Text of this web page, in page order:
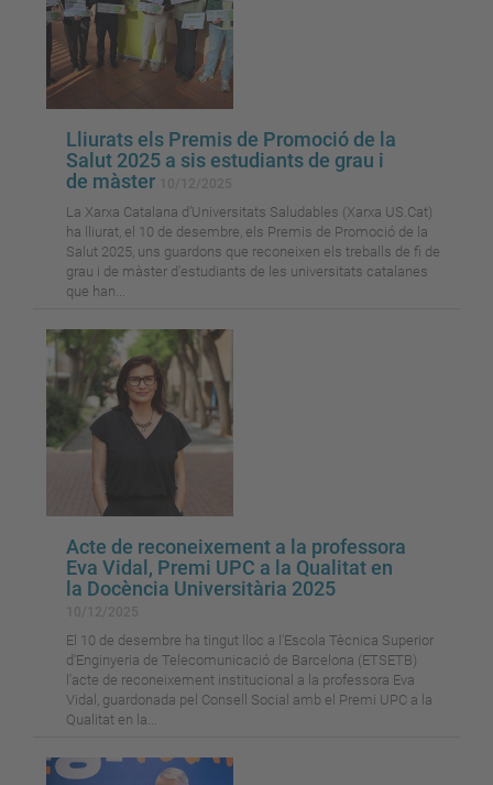
Lliurats els Premis de Promoció de la
Salut 2025 a sis estudiants de grau i
de màster
La Xarxa Catalana d’Universitats Saludables (Xarxa US.Cat)
ha lliurat, el 10 de desembre, els Premis de Promoció de la
Salut 2025, uns guardons que reconeixen els treballs de fi de
grau i de màster d’estudiants de les universitats catalanes
que han...
Acte de reconeixement a la professora
Eva Vidal, Premi UPC a la Qualitat en
la Docència Universitària 2025
El 10 de desembre ha tingut lloc a l'Escola Tècnica Superior
d'Enginyeria de Telecomunicació de Barcelona (ETSETB)
l'acte de reconeixement institucional a la professora Eva
Vidal, guardonada pel Consell Social amb el Premi UPC a la
Qualitat en la...